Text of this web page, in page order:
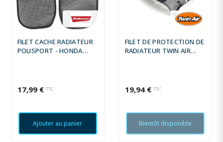
FILET CACHE RADIATEUR
POLISPORT - HONDA
17,99 € TTC
Ajouter au panier
FILET DE PROTECTION DE
RADIATEUR TWIN AIR
19,94 € TTC
Bientôt disponible